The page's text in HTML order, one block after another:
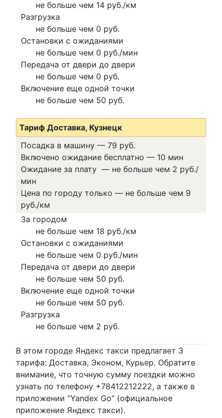
не больше чем 14 руб./км
Разгрузка
не больше чем 0 руб.
Остановки с ожиданиями
не больше чем 0 руб./мин
Передача от двери до двери
не больше чем 0 руб.
Включение еще одной точки
не больше чем 50 руб.
Тариф Доставка, Кузнецк
Посадка в машину — 79 руб.
Включено ожидание бесплатно — 10 мин
Ожидание за плату — не больше чем 2 руб./
мин
Цена по городу только — не больше чем 9
руб./км
За городом
не больше чем 18 руб./км
Остановки с ожиданиями
не больше чем 0 руб./мин
Передача от двери до двери
не больше чем 50 руб.
Включение еще одной точки
не больше чем 50 руб.
Разгрузка
не больше чем 2 руб.
В этом городе Яндекс такси предлагает 3
тарифа: Доставка, Эконом, Курьер. Обратите
внимание, что точную сумму поездки можно
узнать по телефону +78412212222, а также в
приложении “Yandex Go” (официальное
приложение Яндекс такси).